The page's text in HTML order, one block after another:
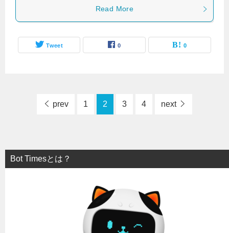
Read More
Tweet 0 0
prev 1 2 3 4 next
Bot Timesとは？